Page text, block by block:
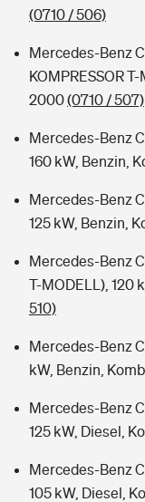
(0710 / 506)
Mercedes-Benz
KOMPRESSOR
2000(0710 / 507)
Mercedes-Benz
160 kW, Benzin,
Mercedes-Benz
125 kW, Benzin,
Mercedes-Benz
T-MODELL), 120
510)
Mercedes-Benz
kW, Benzin,
Mercedes-Benz
125 kW, Diesel,
Mercedes-Benz
105 kW, Diesel,